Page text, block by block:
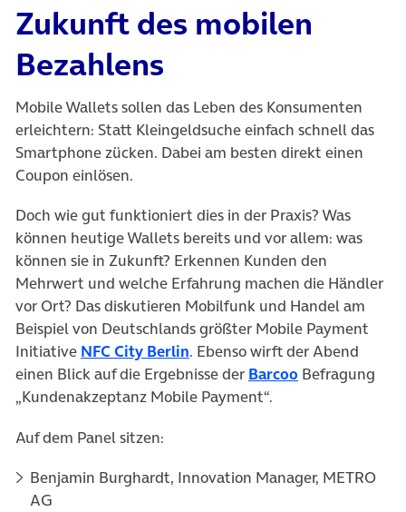
Zukunft des mobilen
Bezahlens
Mobile Wallets sollen das Leben des Konsumenten
erleichtern: Statt Kleingeldsuche einfach schnell das
Smartphone zücken. Dabei am besten direkt einen
Coupon einlösen.
Doch wie gut funktioniert dies in der Praxis? Was
können heutige Wallets bereits und vor allem: was
können sie in Zukunft? Erkennen Kunden den
Mehrwert und welche Erfahrung machen die Händler
vor Ort? Das diskutieren Mobilfunk und Handel am
Beispiel von Deutschlands größter Mobile Payment
Initiative NFC City Berlin. Ebenso wirft der Abend
einen Blick auf die Ergebnisse der Barcoo Befragung
„Kundenakzeptanz Mobile Payment“.
Auf dem Panel sitzen:
Benjamin Burghardt, Innovation Manager, METRO
AG